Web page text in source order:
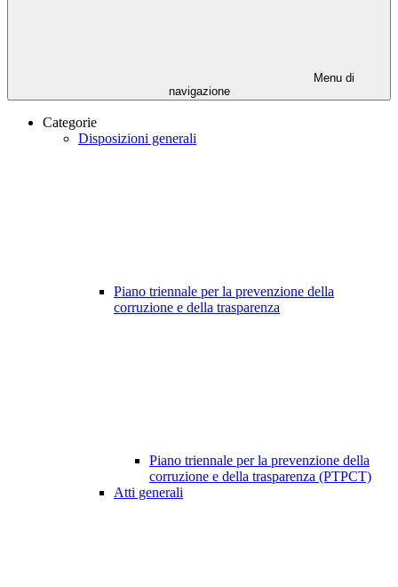
Menu di
navigazione
Categorie
Disposizioni generali
Piano triennale per la prevenzione della
corruzione e della trasparenza
Piano triennale per la prevenzione della
corruzione e della trasparenza (PTPCT)
Atti generali